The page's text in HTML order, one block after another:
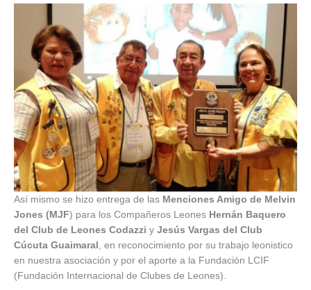
Así mismo se hizo entrega de las Menciones Amigo de Melvin
Jones (MJF) para los Compañeros Leones Hernán Baquero
del Club de Leones Codazzi y Jesús Vargas del Club
Cúcuta Guaimaral , en reconocimiento por su trabajo leonistico
en nuestra asociación y por el aporte a la Fundación LCIF
(Fundación Internacional de Clubes de Leones).